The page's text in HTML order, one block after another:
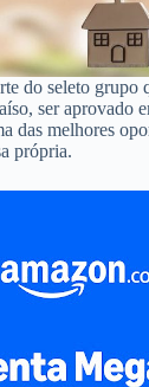
do seleto grupo
ser aprovado
das melhores
própria.